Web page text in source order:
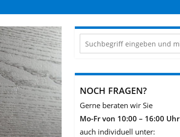
NOCH FRAGEN?
Gerne beraten wir Sie
Mo-Fr von 10:00 – 16:00 Uhr
auch individuell unter: